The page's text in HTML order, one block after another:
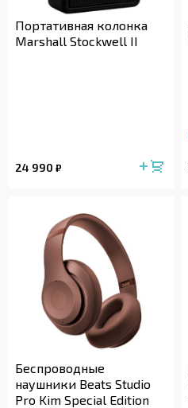
Портативная колонка
Marshall Stockwell II
24 990 ₽
Беспроводные
наушники Beats Studio
Pro Kim Special Edition